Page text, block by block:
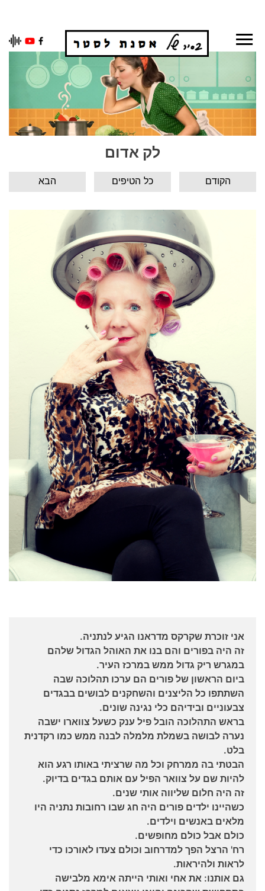
Skip
לק אדום
הבא כל הטיפים הקודם
אני זוכרת שקרקס מדראנו הגיע לנתניה.
זה היה בפורים והם בנו את האוהל הגדול שלהם
במגרש ריק גדול ממש במרכז העיר.
ביום הראשון של פורים הם ערכו תהלוכה שבה
השתתפו כל הליצנים והשחקנים לבושים בבגדים
צבעוניים ובידיהם כלי נגינה שונים.
בראש התהלוכה הובל פיל ענק כשעל צווארו ישבה
נערה לבושה בשמלת מלמלה לבנה ממש כמו רקדנית
בלט.
הבטתי בה ממרחק וכל מה שרציתי באותו רגע הוא
להיות שם על צוואר הפיל עם אותם בגדים בדיוק.
זה היה חלום שליווה אותי שנים.
כשהיינו ילדים פורים היה חג שבו רחובות נתניה היו
מלאים באנשים וילדים.
כולם אבל כולם מחופשים.
רח' הרצל הפך למדרחוב וכולם צעדו לאורכו כדי
לראות ולהיראות.
גם אותנו: את אחי ואותי הייתה אימא מלבישה